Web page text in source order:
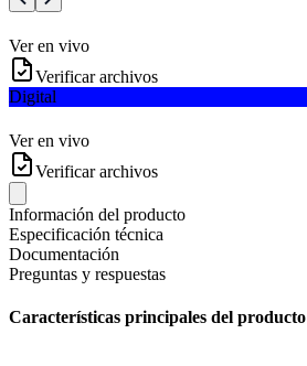
Ver en vivo
Verificar archivos
Digital
Ver en vivo
Verificar archivos
Información del producto
Especificación técnica
Documentación
Preguntas y respuestas
Características principales del producto